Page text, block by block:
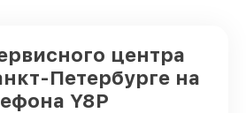
центра
Петербурге на
Y8P